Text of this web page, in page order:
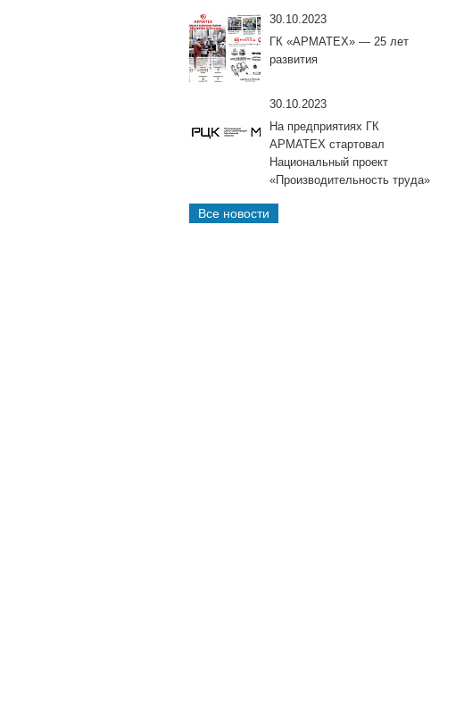
30.10.2023
ГК «АРМАТЕХ» — 25 лет
развития
30.10.2023
На предприятиях ГК
АРМАТЕХ стартовал
Национальный проект
«Производительность труда»
Все новости